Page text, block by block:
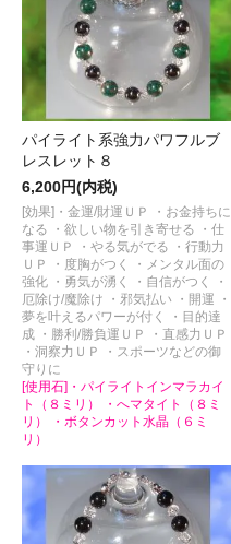
パイライト系強力パワフルブ
レスレット８
6,200円(内税)
[効果]・金運/財運ＵＰ ・お金持ちに
なる ・欲しい物を引き寄せる ・仕
事運ＵＰ ・やる気がでる ・行動力
ＵＰ ・度胸がつく ・メンタル面の
強化 ・勇気が湧く ・自信がつく ・
厄除け/魔除け ・邪気払い ・開運 ・
夢を叶えるパワーが付く ・目的達
成 ・勝利/勝負運ＵＰ ・直感力ＵＰ
・洞察力ＵＰ ・スポーツなどの御
守りに
[使用石]・パイライトインマラカイ
ト（８ミリ） ・へマタイト（８ミ
リ） ・ボタンカット水晶（６ミ
リ）